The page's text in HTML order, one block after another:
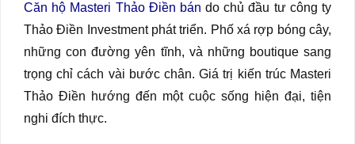
Căn hộ Masteri Thảo Điền bán do chủ đầu tư công ty
Thảo Điền Investment phát triển. Phố xá rợp bóng cây,
những con đường yên tĩnh, và những boutique sang
trọng chỉ cách vài bước chân. Giá trị kiến trúc Masteri
Thảo Điền hướng đến một cuộc sống hiện đại, tiện
nghi đích thực.